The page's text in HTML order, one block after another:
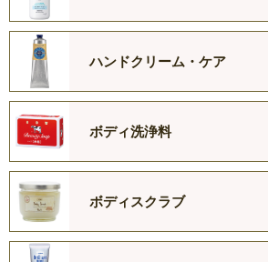
ハンドクリーム・ケア
ボディ洗浄料
ボディスクラブ